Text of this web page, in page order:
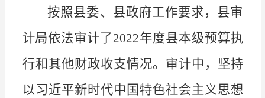
按照县委、县政府工作要求，县审
计局依法审计了2022年度县本级预算执
行和其他财政收支情况。审计中，坚持
以习近平新时代中国特色社会主义思想